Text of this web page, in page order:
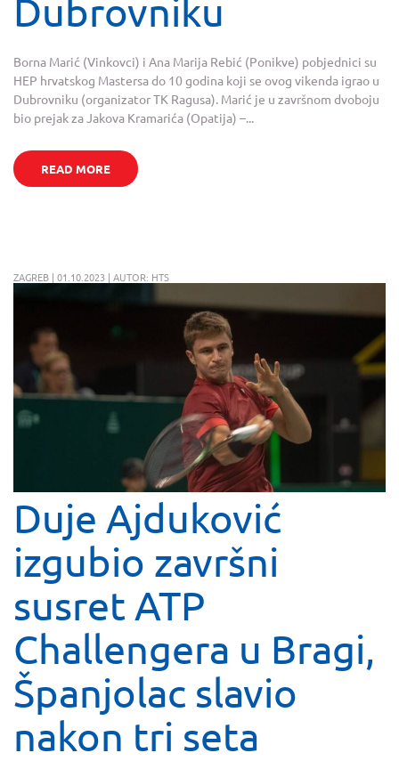
Dubrovniku
Borna Marić (Vinkovci) i Ana Marija Rebić (Ponikve) pobjednici su
HEP hrvatskog Mastersa do 10 godina koji se ovog vikenda igrao u
Dubrovniku (organizator TK Ragusa). Marić je u završnom dvoboju
bio prejak za Jakova Kramarića (Opatija) –...
READ MORE
ZAGREB | 01.10.2023 | AUTOR: HTS
Duje Ajduković
izgubio završni
susret ATP
Challengera u Bragi,
Španjolac slavio
nakon tri seta